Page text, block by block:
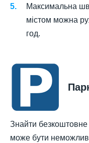
Максимальна
містом можна
год.
Знайти безкоштовне
може бути